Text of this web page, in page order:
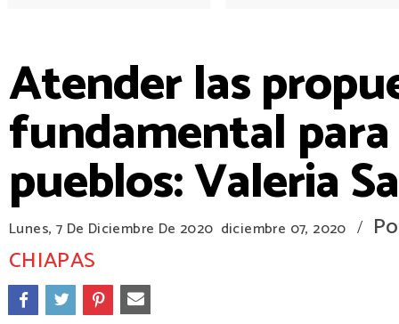
Atender las
fundamental
pueblos: Valeria
Lunes, 7 De Diciembre De 2020 diciembre 07, 2020 /
CHIAPAS